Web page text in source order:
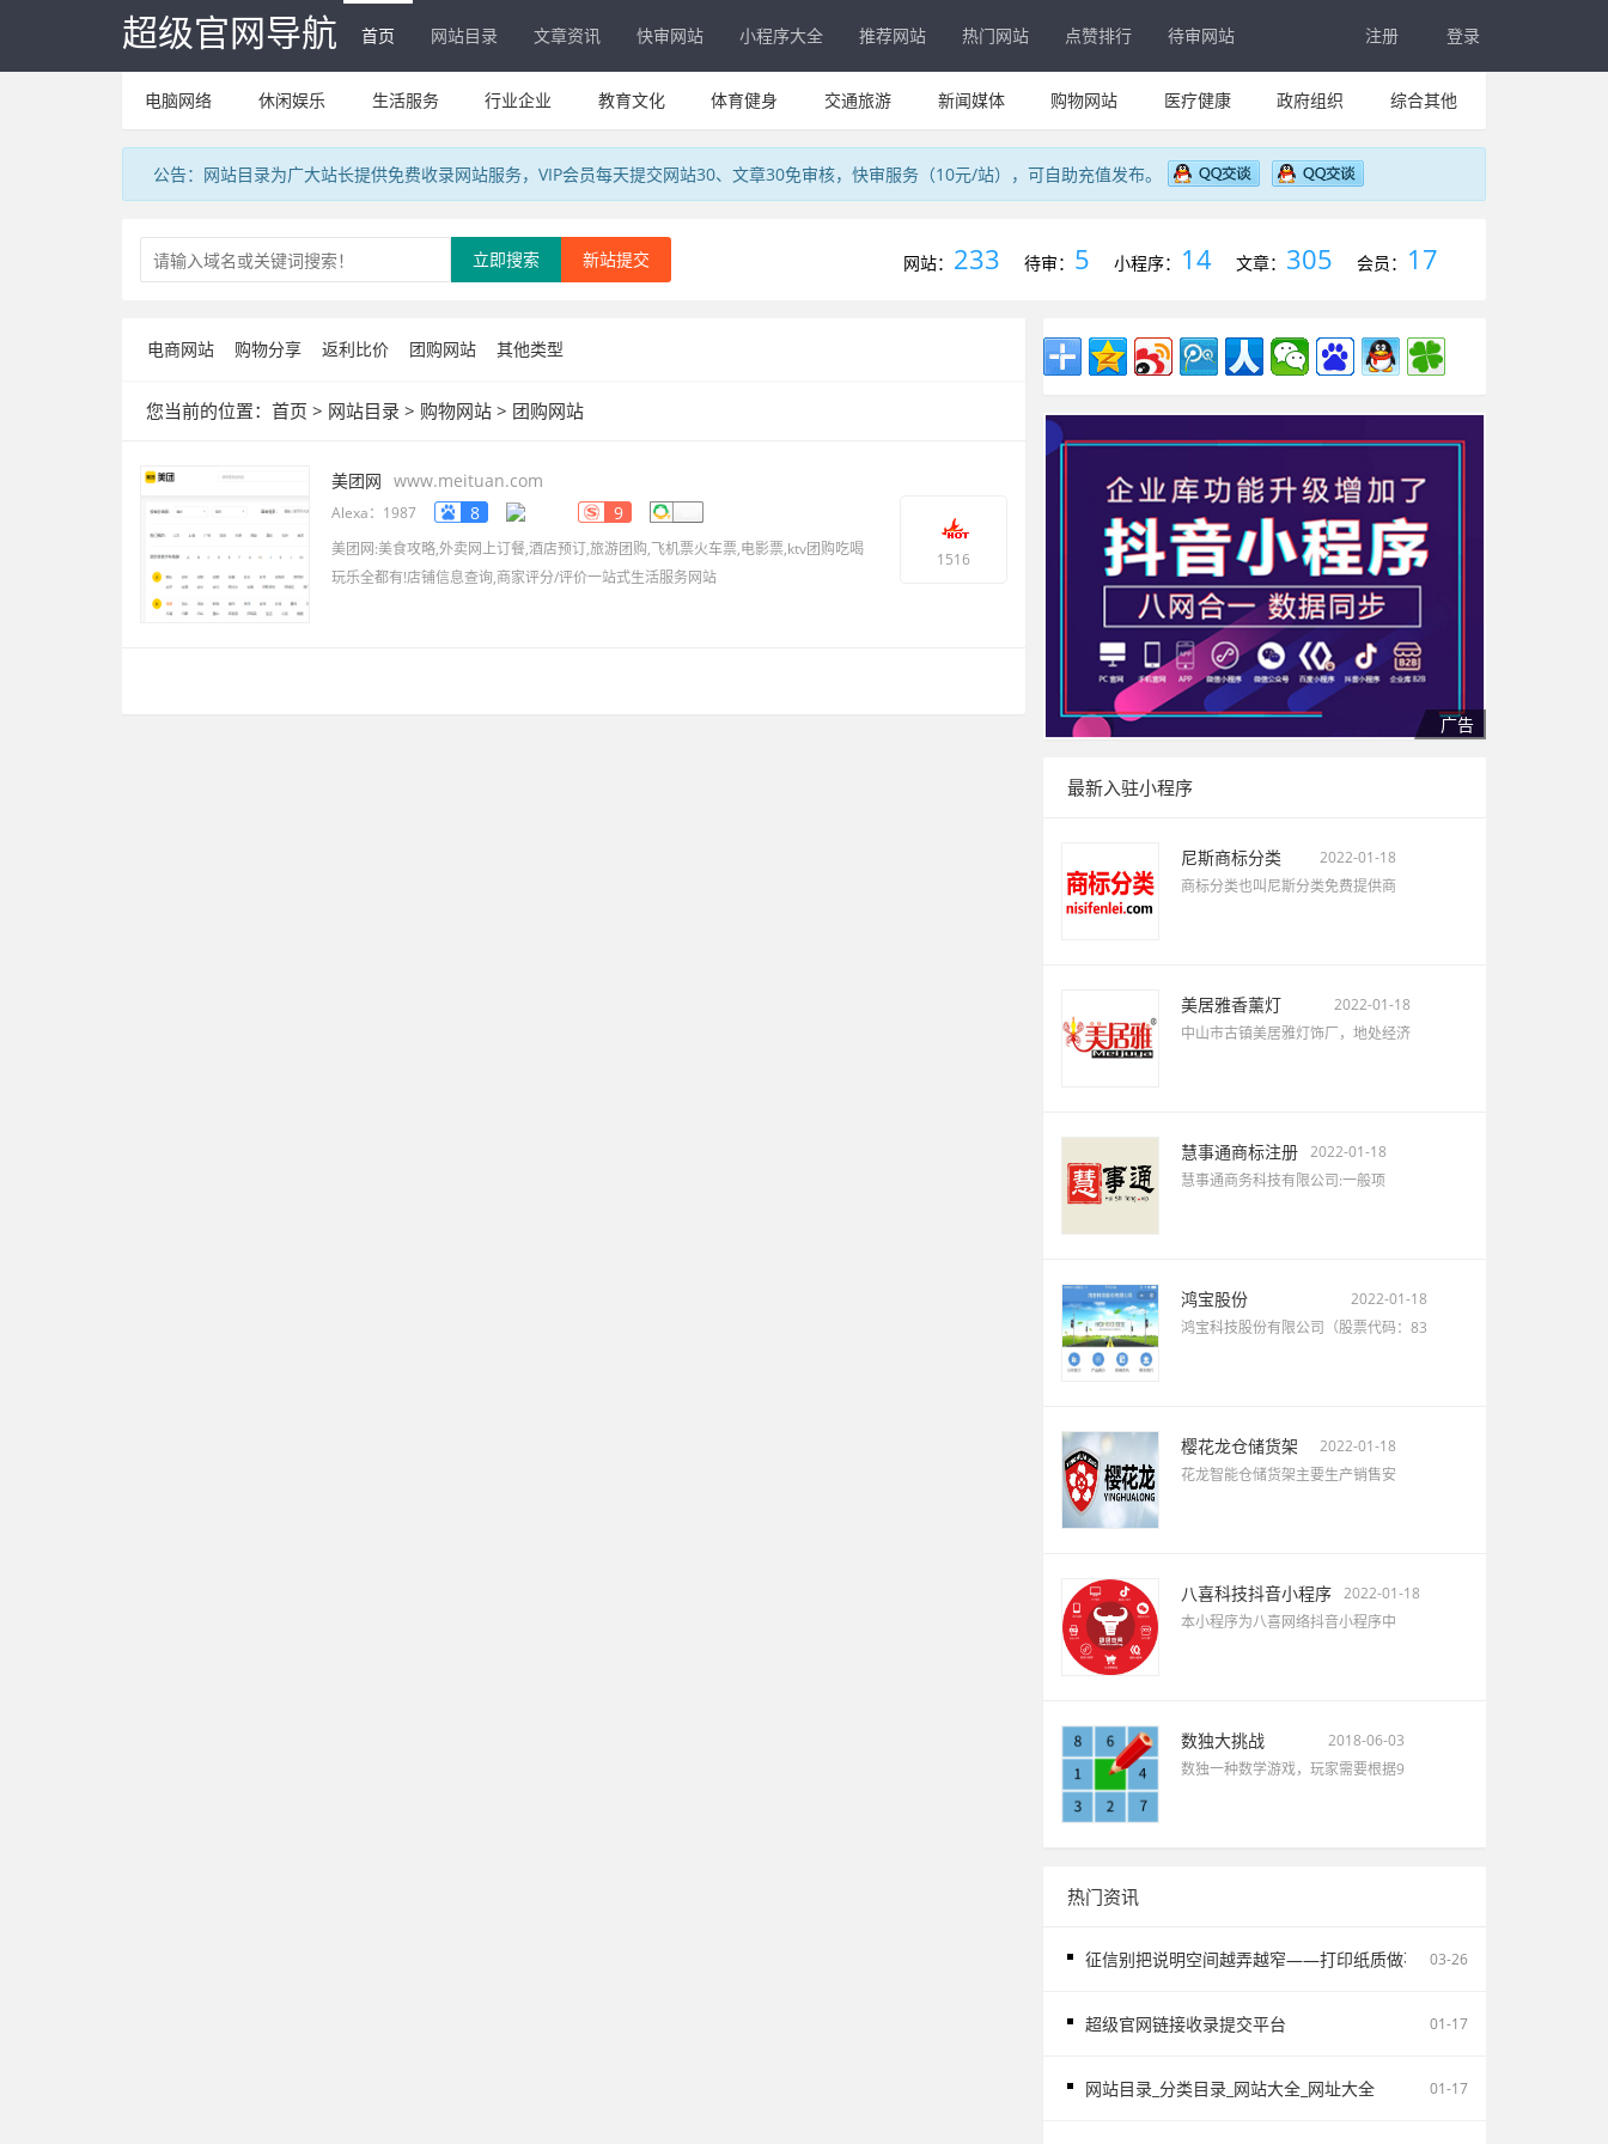
超级官网导航 首页 网站目录 文章资讯 快审网站 小程序大全 推荐网站 热门网站 点赞排行 待审网站 注册 登录
电脑网络 休闲娱乐 生活服务 行业企业 教育文化 体育健身 交通旅游 新闻媒体 购物网站 医疗健康 政府组织 综合其他
公告：网站目录为广大站长提供免费收录网站服务，VIP会员每天提交网站30、文章30免审核，快审服务（10元/站），可自助充值发布。
新站提交
立即搜索 网站： 233 待审： 5 小程序： 14 文章： 305 会员： 17
电商网站 购物分享 返利比价 团购网站 其他类型
您当前的位置： 首页 > 网站目录 > 购物网站 > 团购网站
美团网 www.meituan.com
Alexa：1987 8 9
美团网:美食攻略,外卖网上订餐,酒店预订,旅游团购,飞机票火车票,电影票,ktv团购吃喝
玩乐全都有!店铺信息查询,商家评分/评价一站式生活服务网站
1516
最新入驻小程序
尼斯商标分类
2022-01-18
商标分类也叫尼斯分类免费提供商
美居雅香薰灯
2022-01-18
中山市古镇美居雅灯饰厂，地处经济
慧事通商标注册 2022-01-18
慧事通商务科技有限公司:一般项
鸿宝股份
2022-01-18
鸿宝科技股份有限公司（股票代码：83
樱花龙仓储货架
2022-01-18
花龙智能仓储货架主要生产销售安
八喜科技抖音小程序 2022-01-18
本小程序为八喜网络抖音小程序中
数独大挑战
2018-06-03
数独一种数学游戏，玩家需要根据9
热门资讯
征信别把说明空间越弄越窄——打印纸质做不了报告无痕PS修改和如
03-26
超级官网链接收录提交平台 01-17
网站目录_分类目录_网站大全_网址大全 01-17